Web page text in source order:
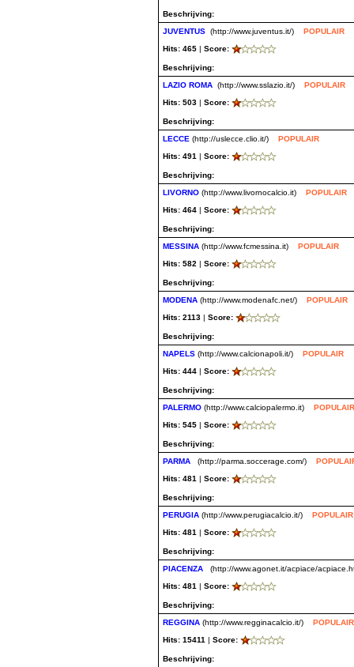
Beschrijving:
JUVENTUS (http://www.juventus.it/)
POPULAIR
Hits: 465 | Score:
Beschrijving:
LAZIO ROMA (http://www.sslazio.it/)
POPULAIR
Hits: 503 | Score:
Beschrijving:
LECCE (http://uslecce.clio.it/)
POPULAIR
Hits: 491 | Score:
Beschrijving:
LIVORNO (http://www.livornocalcio.it)
POPULAIR
Hits: 464 | Score:
Beschrijving:
MESSINA (http://www.fcmessina.it)
POPULAIR
Hits: 582 | Score:
Beschrijving:
MODENA (http://www.modenafc.net/)
POPULAIR
Hits: 2113 | Score:
Beschrijving:
NAPELS (http://www.calcionapoli.it/)
POPULAIR
Hits: 444 | Score:
Beschrijving:
PALERMO (http://www.calciopalermo.it)
POPULAIR
Hits: 545 | Score:
Beschrijving:
PARMA
(http://parma.soccerage.com/)
Hits: 481 | Score:
Beschrijving:
PERUGIA (http://www.perugiacalcio.it/)
POPULAIR
Hits: 481 | Score:
Beschrijving:
PIACENZA
(http://www.agonet.it/acpiace/
Hits: 481 | Score:
Beschrijving:
REGGINA (http://www.regginacalcio.it/)
POPULAIR
Hits: 15411 | Score:
Beschrijving: